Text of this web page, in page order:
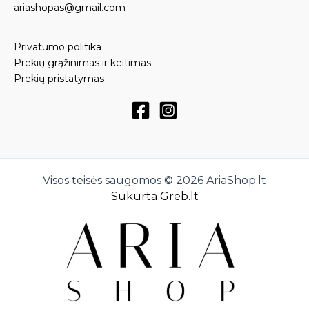
ariashopas@gmail.com
Privatumo politika
Prekių grąžinimas ir keitimas
Prekių pristatymas
Visos teisės saugomos © 2026 AriaShop.lt
Sukurta Greb.lt